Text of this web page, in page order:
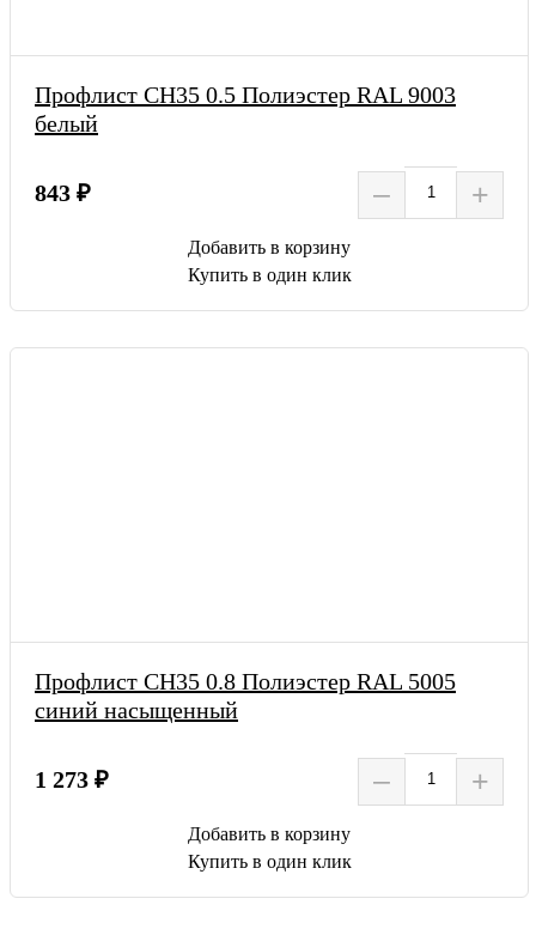
Профлист СН35 0.5 Полиэстер RAL 9003
белый
843 ₽ – +
Добавить в корзину
Купить в один клик
Профлист СН35 0.8 Полиэстер RAL 5005
синий насыщенный
1 273 ₽ – +
Добавить в корзину
Купить в один клик